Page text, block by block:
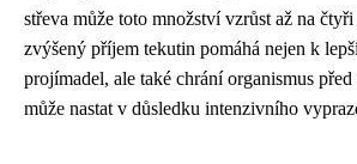
střeva může toto množství vzrůst až na
zvýšený příjem tekutin pomáhá nejen k
projímadel, ale také chrání organismus
může nastat v důsledku intenzivního